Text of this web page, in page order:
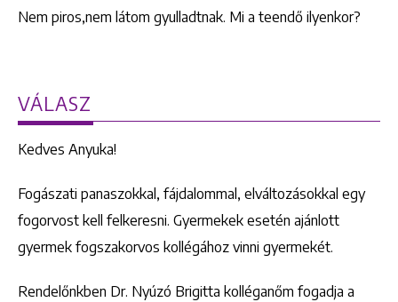
Nem piros,nem látom gyulladtnak. Mi a teendő ilyenkor?
VÁLASZ
Kedves Anyuka!
Fogászati panaszokkal, fájdalommal, elváltozásokkal egy
fogorvost kell felkeresni. Gyermekek esetén ajánlott
gyermek fogszakorvos kollégához vinni gyermekét.
Rendelőnkben Dr. Nyúzó Brigitta kolléganőm fogadja a